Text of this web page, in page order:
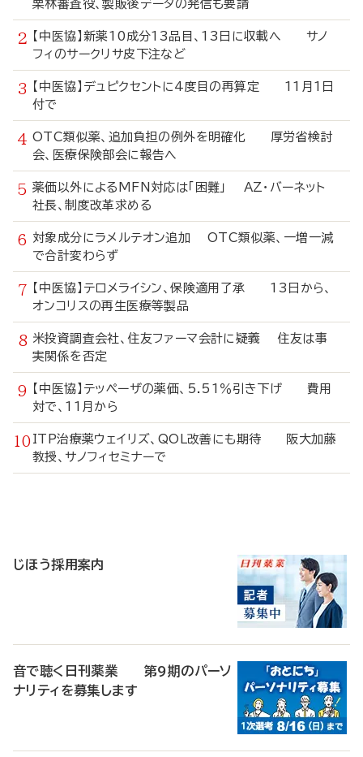
栗林審査役、製販後データの発信も要請
【中医協】新薬10成分13品目、13日に収載へ サノ
フィのサークリサ皮下注など
【中医協】デュピクセントに4度目の再算定 11月1日
付で
OTC類似薬、追加負担の例外を明確化 厚労省検討
会、医療保険部会に報告へ
薬価以外によるMFN対応は「困難」 AZ・バーネット
社長、制度改革求める
対象成分にラメルテオン追加 OTC類似薬、一増一減
で合計変わらず
【中医協】テロメライシン、保険適用了承 13日から、
オンコリスの再生医療等製品
米投資調査会社、住友ファーマ会計に疑義 住友は事
実関係を否定
【中医協】テッペーザの薬価、5.51％引き下げ 費用
対で、11月から
ITP治療薬ウェイリズ、QOL改善にも期待 阪大加藤
教授、サノフィセミナーで
じほう採用案内
音で聴く日刊薬業 第9期のパーソ
ナリティを募集します